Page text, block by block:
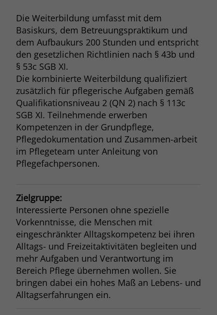
Die Weiterbildung umfasst mit dem
Basiskurs, dem Betreuungspraktikum und
dem Aufbaukurs 200 Stunden und entspricht
den gesetzlichen Richtlinien nach § 43b und
§ 53c SGB XI.
Die kombinierte Weiterbildung qualifiziert
zusätzlich für pflegerische Aufgaben gemäß
Qualifikationsniveau 2 (QN 2) nach § 113c
SGB XI. Teilnehmende erwerben
Kompetenzen in der Grundpflege,
Pflegedokumentation und Zusammen-arbeit
im Pflegeteam unter Anleitung von
Pflegefachpersonen.
Zielgruppe:
Interessierte Personen ohne spezielle
Vorkenntnisse, die Menschen mit
eingeschränkter Alltagskompetenz bei ihren
Alltags- und Freizeitaktivitäten begleiten und
mehr Aufgaben und Verantwortung im
Bereich Pflege übernehmen wollen. Sie
bringen dabei ein hohes Maß an Lebens- und
Alltagserfahrungen ein.